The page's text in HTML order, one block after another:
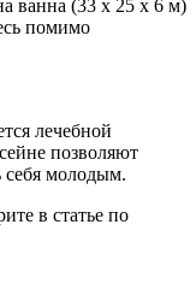
ванна (33 х 25 х 6 м)
помимо
лечебной
позволяют
себя молодым.
в статье по